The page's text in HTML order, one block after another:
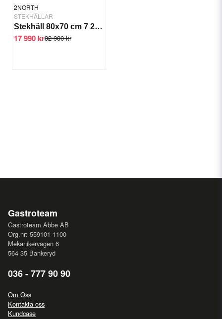
2NORTH
STEKHÄLLAR
Stekhäll 80x70 cm 7 2 kW Krom
32 900 kr
17 990 kr
Gastroteam
Gastroteam Abbe AB
Org.nr: 559101-1100
Mekanikervägen 6
564 35 Bankeryd
036 - 777 90 90
Om Oss
Kontakta oss
Kundcase